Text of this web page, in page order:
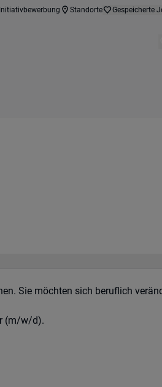
Initiativbewerbung Standorte Gespeicherte
Sie möchten sich beruflich
(m/w/d).